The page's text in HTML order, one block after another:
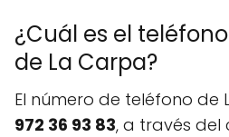
¿Cuál es el
de La Carpa?
El número de teléfono de
972 36 93 83, a través del